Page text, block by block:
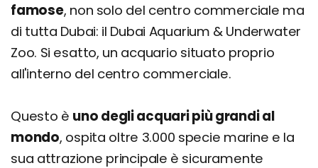
famose, non solo del centro commerciale ma
di tutta Dubai: il Dubai Aquarium & Underwater
Zoo. Si esatto, un acquario situato proprio
all'interno del centro commerciale.
Questo è uno degli acquari più grandi al
mondo, ospita oltre 3.000 specie marine e la
sua attrazione principale è sicuramente